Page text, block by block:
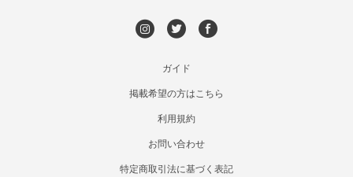
ガイド
掲載希望の方はこちら
利用規約
お問い合わせ
特定商取引法に基づく表記